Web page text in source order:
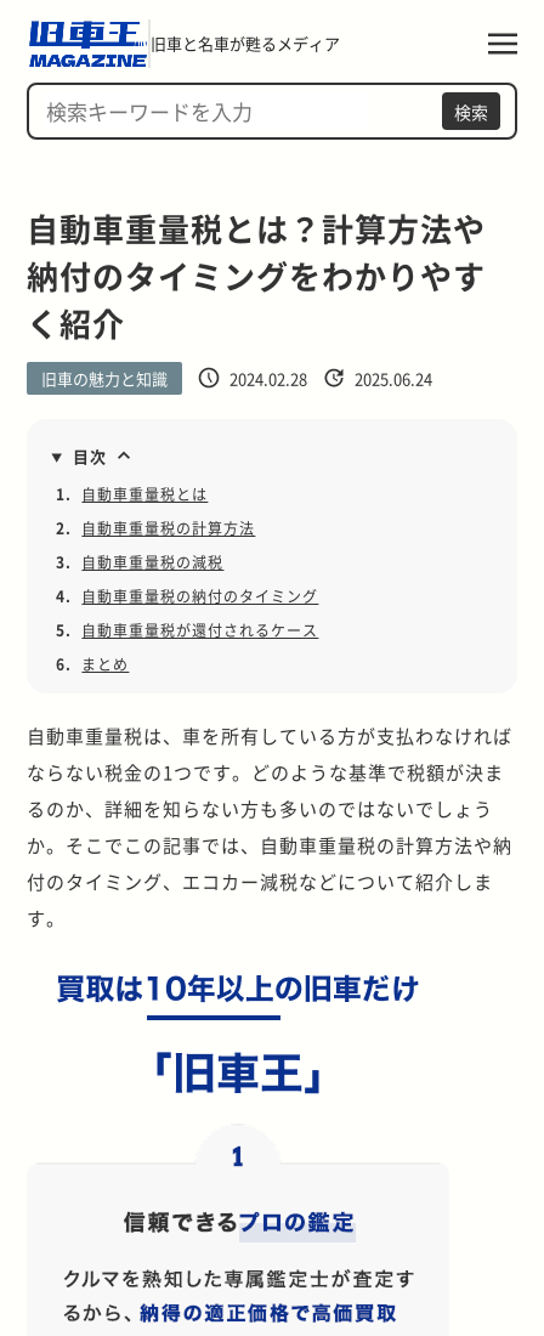
旧車と名車が甦るメディア
検索
自動車重量税とは？計算方法や
納付のタイミングをわかりやす
く紹介
旧車の魅力と知識 2024.02.28 2025.06.24
目次
1.
自動車重量税とは
2.
自動車重量税の計算方法
3.
自動車重量税の減税
4.
自動車重量税の納付のタイミング
5.
自動車重量税が還付されるケース
6.
まとめ
自動車重量税は、車を所有している方が支払わなければ
ならない税金の1つです。どのような基準で税額が決ま
るのか、詳細を知らない方も多いのではないでしょう
か。そこでこの記事では、自動車重量税の計算方法や納
付のタイミング、エコカー減税などについて紹介しま
す。